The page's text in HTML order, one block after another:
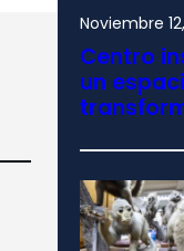
Noviembre
Centro
un